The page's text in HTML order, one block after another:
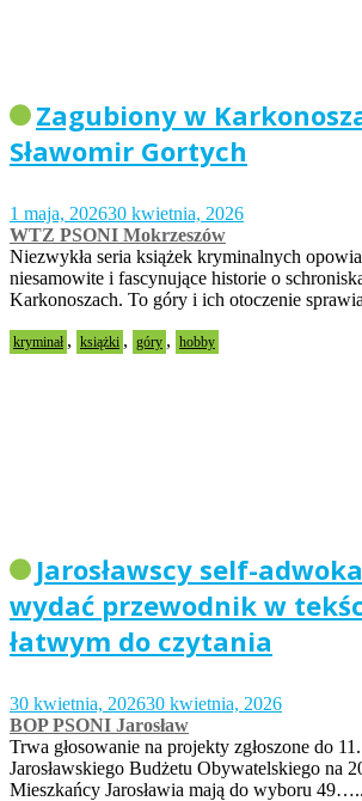
Zagubiony w
Sławomir Gortych
1 maja, 202630 kwietnia, 2026
WTZ PSONI Mokrzeszów
Niezwykła seria książek kryminalnych
niesamowite i fascynujące historie o
Karkonoszach. To góry i ich otoczenie
kryminał , książki , góry , hobby
Jarosławscy self-
wydać przewodnik w
łatwym do czytania
30 kwietnia, 202630 kwietnia, 2026
BOP PSONI Jarosław
Trwa głosowanie na projekty zgłoszone do
Jarosławskiego Budżetu Obywatelskiego na
Mieszkańcy Jarosławia mają do wyboru 49…..